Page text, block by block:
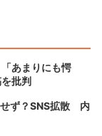
あまりにも愕
批判
せず？SNS拡散 内